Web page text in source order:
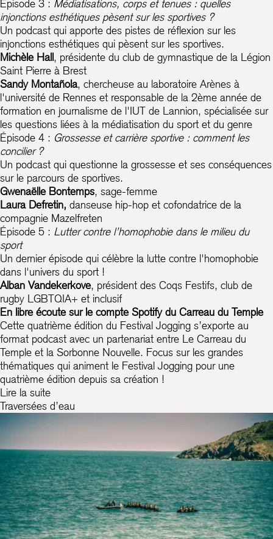
Épisode 3 : Médiatisations, corps et tenues : quelles
injonctions esthétiques pèsent sur les sportives ?
Un podcast qui apporte des pistes de réflexion sur les
injonctions esthétiques qui pèsent sur les sportives.
Michèle Hall, présidente du club de gymnastique de la Légion
Saint Pierre à Brest
Sandy Montañola, chercheuse au laboratoire Arènes à
l'université de Rennes et responsable de la 2ème année de
formation en journalisme de l'IUT de Lannion, spécialisée sur
les questions liées à la médiatisation du sport et du genre
Épisode 4 : Grossesse et carrière sportive : comment les
concilier ?
Un podcast qui questionne la grossesse et ses conséquences
sur le parcours de sportives.
Gwenaëlle Bontemps, sage-femme
Laura Defretin, danseuse hip-hop et cofondatrice de la
compagnie Mazelfreten
Épisode 5 : Lutter contre l’homophobie dans le milieu du
sport
Un dernier épisode qui célèbre la lutte contre l'homophobie
dans l'univers du sport !
Alban Vandekerkove, président des Coqs Festifs, club de
rugby LGBTQIA+ et inclusif
En libre écoute sur le compteSpotifydu Carreau du Temple
Cette quatrième édition du Festival Jogging s’exporte au
format podcast avec un partenariat entre Le Carreau du
Temple et la Sorbonne Nouvelle. Focus sur les grandes
thématiques qui animent le Festival Jogging pour une
quatrième édition depuis sa création !
Lire la suite
Traversées d’eau